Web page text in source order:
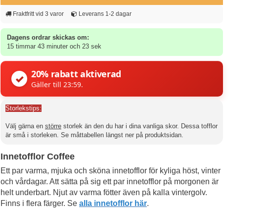
Fraktfritt vid 3 varor Leverans 1-2 dagar
Dagens ordrar skickas om:
15 timmar 43 minuter och 22 sek
✓ 20% rabatt aktiverad
Gäller till 23:59.
Storlekstips:
Välj gärna en större storlek än den du har i dina vanliga skor. Dessa tofflor
är små i storleken. Se måttabellen längst ner på produktsidan.
Innetofflor Coffee
Ett par varma, mjuka och sköna innetofflor för kyliga höst, vinter
och vårdagar. Att sätta på sig ett par innetofflor på morgonen är
helt underbart. Njut av varma fötter även på kalla vintergolv.
Finns i flera färger. Se alla innetofflor här.